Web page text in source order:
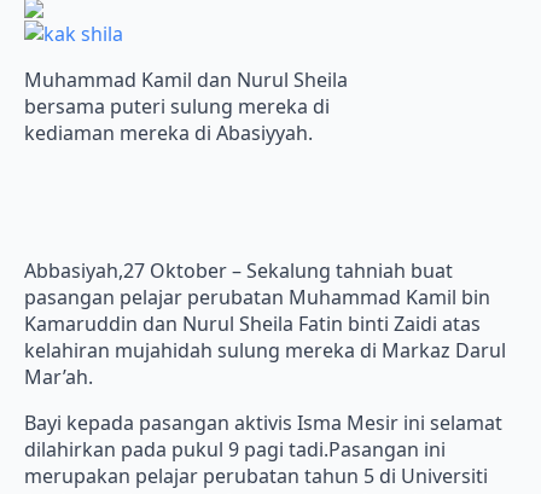
Muhammad Kamil dan Nurul Sheila
bersama puteri sulung mereka di
kediaman mereka di Abasiyyah.
Abbasiyah,27 Oktober – Sekalung tahniah buat
pasangan pelajar perubatan Muhammad Kamil bin
Kamaruddin dan Nurul Sheila Fatin binti Zaidi atas
kelahiran mujahidah sulung mereka di Markaz Darul
Mar’ah.
Bayi kepada pasangan aktivis Isma Mesir ini selamat
dilahirkan pada pukul 9 pagi tadi.Pasangan ini
merupakan pelajar perubatan tahun 5 di Universiti